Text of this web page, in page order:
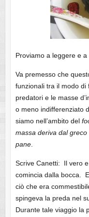
Proviamo a leggere e
Va premesso che
funzionali tra il modo di
predatori e le masse
o meno indifferenziato
siamo nell’ambito del
massa deriva dal greco
pane.
Scrive Canetti: Il vero
comincia dalla bocca.
ciò che era
spingeva la preda nel
Durante tale viaggio la